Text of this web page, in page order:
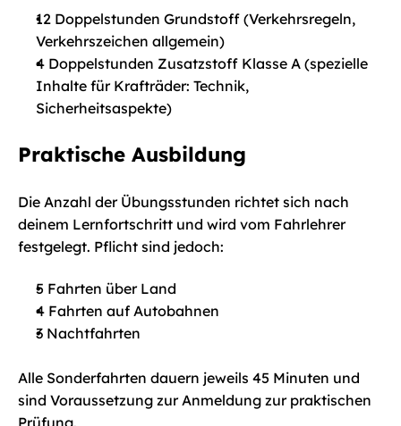
12 Doppelstunden Grundstoff (Verkehrsregeln,
Verkehrszeichen allgemein)
4 Doppelstunden Zusatzstoff Klasse A (spezielle
Inhalte für Krafträder: Technik,
Sicherheitsaspekte)
Praktische Ausbildung
Die Anzahl der Übungsstunden richtet sich nach
deinem Lernfortschritt und wird vom Fahrlehrer
festgelegt. Pflicht sind jedoch:
5 Fahrten über Land
4 Fahrten auf Autobahnen
3 Nachtfahrten
Alle Sonderfahrten dauern jeweils 45 Minuten und
sind Voraussetzung zur Anmeldung zur praktischen
Prüfung.